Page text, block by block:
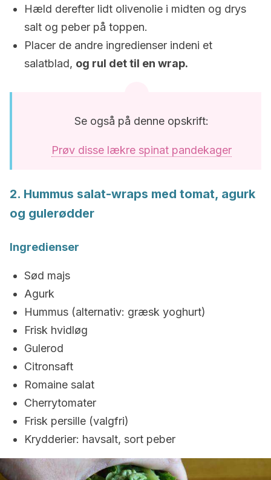
Hæld derefter lidt olivenolie i midten og drys
salt og peber på toppen.
Placer de andre ingredienser indeni et
salatblad, og rul det til en wrap.
Se også på denne opskrift:
Prøv disse lækre spinat pandekager
2. Hummus salat-wraps med tomat, agurk
og gulerødder
Ingredienser
Sød majs
Agurk
Hummus (alternativ: græsk yoghurt)
Frisk hvidløg
Gulerod
Citronsaft
Romaine salat
Cherrytomater
Frisk persille (valgfri)
Krydderier: havsalt, sort peber